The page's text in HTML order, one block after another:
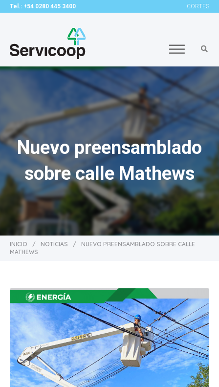
Tel.: +54 0280 445 3400 CORTES
Nuevo preensamblado
sobre calle Mathews
INICIO / NOTICIAS /
NUEVO PREENSAMBLADO SOBRE CALLE
MATHEWS